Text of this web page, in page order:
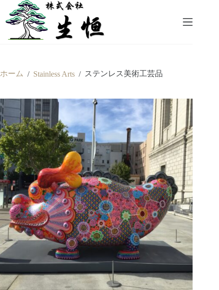
テ
キ
ホーム / Stainless Arts / ステンレス美術工芸品